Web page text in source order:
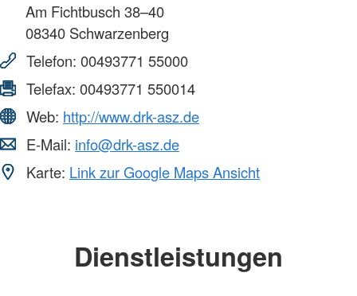
Am Fichtbusch 38–40
08340 Schwarzenberg
Telefon: 00493771 55000
Telefax: 00493771 550014
Web: http://www.drk-asz.de
E-Mail: info@drk-asz.de
Karte: Link zur Google Maps Ansicht
Dienstleistungen